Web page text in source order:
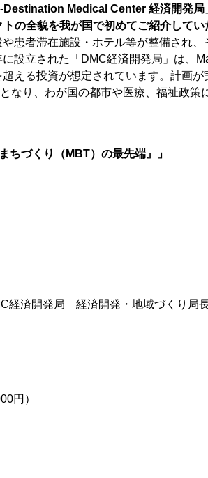
Medical Center 経済開発局
の全貌を我が国で初めてご紹介してい
患者滞在施設・ホテル等が整備され、
設立された「DMC経済開発局」は、
える投資が想定されています。計画が
なり、わが国の都市や医療、福祉政策
ちづくり（MBT）の最先端』」
経済開発局 経済開発・地域づくり局
円）